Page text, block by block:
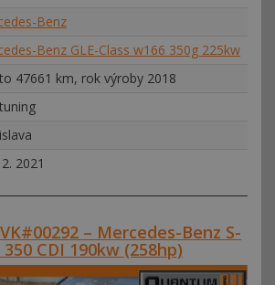
Benz
Benz GLE-Class w166 350g 225kw
47661 km, rok výroby 2018
2021
– Mercedes-Benz S-
350 CDI 190kw (258hp)